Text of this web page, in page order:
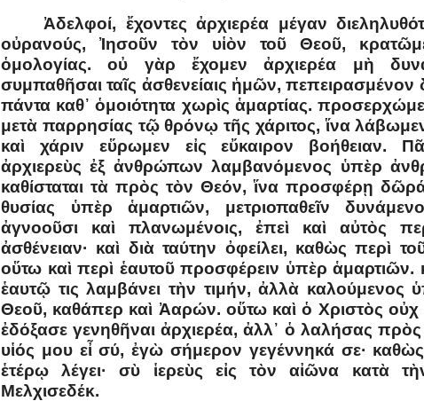
Ἀδελφοί, ἔχοντες ἀρχιερέα μέγαν
οὐρανούς, Ἰησοῦν τὸν υἱὸν τοῦ Θεοῦ,
ὁμολογίας. οὐ γὰρ ἔχομεν ἀρχιερέα μὴ
συμπαθῆσαι ταῖς ἀσθενείαις ἡμῶν, πεπειρασμένον
πάντα καθ᾿ ὁμοιότητα χωρὶς ἁμαρτίας.
μετὰ παρρησίας τῷ θρόνῳ τῆς χάριτος, ἵνα
καὶ χάριν εὕρωμεν εἰς εὔκαιρον βοήθειαν.
ἀρχιερεὺς ἐξ ἀνθρώπων λαμβανόμενος ὑπὲρ
καθίσταται τὰ πρὸς τὸν Θεόν, ἵνα προσφέρῃ δῶρά
θυσίας ὑπὲρ ἁμαρτιῶν, μετριοπαθεῖν
ἀγνοοῦσι καὶ πλανωμένοις, ἐπεὶ καὶ αὐτὸς
ἀσθένειαν· καὶ διὰ ταύτην ὀφείλει, καθὼς περὶ
οὕτω καὶ περὶ ἑαυτοῦ προσφέρειν ὑπὲρ ἁμαρτιῶν.
ἑαυτῷ τις λαμβάνει τὴν τιμήν, ἀλλὰ καλούμενος
Θεοῦ, καθάπερ καὶ Ἀαρών. οὕτω καὶ ὁ Χριστὸς οὐχ
ἐδόξασε γενηθῆναι ἀρχιερέα, ἀλλ᾿ ὁ λαλήσας πρὸς
υἱός μου εἶ σύ, ἐγὼ σήμερον γεγέννηκά σε·
ἑτέρῳ λέγει· σὺ ἱερεὺς εἰς τὸν αἰῶνα κατὰ
Μελχισεδέκ.